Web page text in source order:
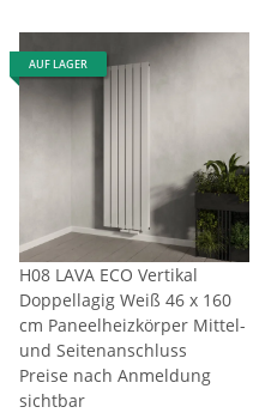
AUF LAGER
H08 LAVA ECO Vertikal
Doppellagig Weiß 46 x 160
cm Paneelheizkörper Mittel-
und Seitenanschluss
Preise nach Anmeldung
sichtbar